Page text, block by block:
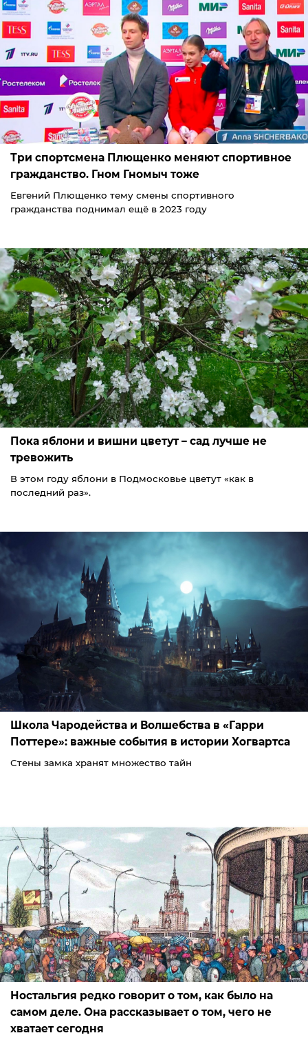
Три спортсмена Плющенко меняют спортивное
гражданство. Гном Гномыч тоже
Евгений Плющенко тему смены спортивного
гражданства поднимал ещё в 2023 году
Пока яблони и вишни цветут – сад лучше не
тревожить
В этом году яблони в Подмосковье цветут «как в
последний раз».
Школа Чародейства и Волшебства в «Гарри
Поттере»: важные события в истории Хогвартса
Стены замка хранят множество тайн
Ностальгия редко говорит о том, как было на
самом деле. Она рассказывает о том, чего не
хватает сегодня